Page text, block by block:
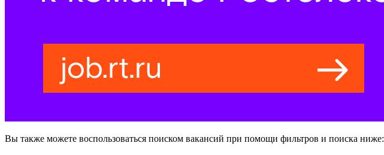
Вы также можете воспользоваться поиском вакансий при помощи фильтров и поиска ниже: